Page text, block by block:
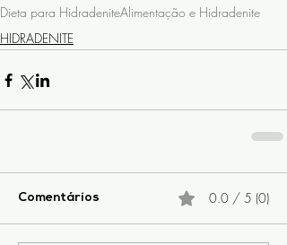
Dieta para HidradeniteAlimentação e Hidradenite
HIDRADENITE
Comentários 0.0 / 5 (0)